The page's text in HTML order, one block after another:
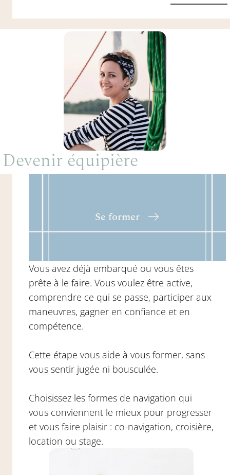
Devenir équipière
Se former
Vous avez déjà embarqué ou vous êtes
prête à le faire. Vous voulez être active,
comprendre ce qui se passe, participer aux
maneuvres, gagner en confiance et en
compétence.
Cette étape vous aide à vous former, sans
vous sentir jugée ni bousculée.
Choisissez les formes de navigation qui
vous conviennent le mieux pour progresser
et vous faire plaisir : co-navigation, croisière,
location ou stage.